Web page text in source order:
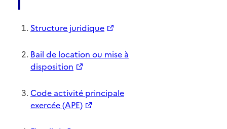
Structure juridique
Bail de location ou mise à
disposition
Code activité principale
exercée (APE)